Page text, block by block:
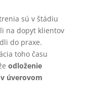
sú v štádiu
na dopyt klientov
do praxe.
toho času
odloženie
úverovom